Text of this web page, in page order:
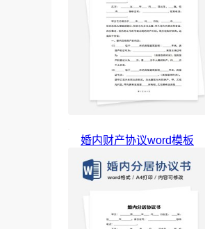
婚内财产协议word模板